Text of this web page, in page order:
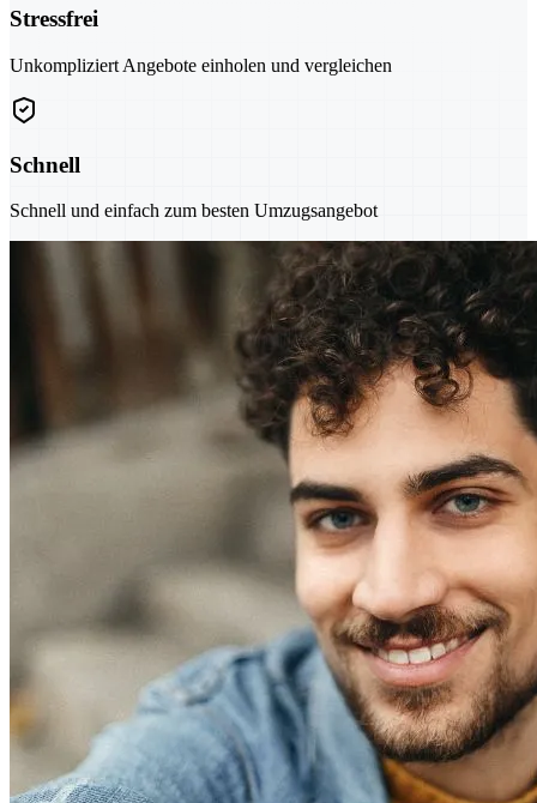
Stressfrei
Unkompliziert Angebote einholen und vergleichen
Schnell
Schnell und einfach zum besten Umzugsangebot